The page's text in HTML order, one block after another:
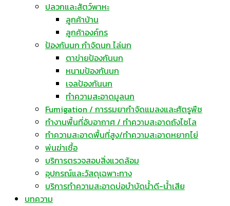
ปลวกและสัตว์พาหะ
ลูกค้าบ้าน
ลูกค้าองค์กร
ป้องกันนก กำจัดนก ไล่นก
ตาข่ายป้องกันนก
หนามป้องกันนก
เจลป้องกันนก
ทำความสะอาดมูลนก
Fumigation / การรมยากำจัดแมลงและศัตรูพืช
ทำงานพื้นที่อับอากาศ / ทำความสะอาดถังไซโล
ทำความสะอาดพื้นที่สูง/ทำความสะอาดหยากไย่
พ่นฆ่าเชื้อ
บริการตรวจสอบสิ่งแวดล้อม
อุปกรณ์และวัสดุเฉพาะทาง
บริการทำความสะอาดบ่อบำบัดน้ำดี-น้ำเสีย
บทความ